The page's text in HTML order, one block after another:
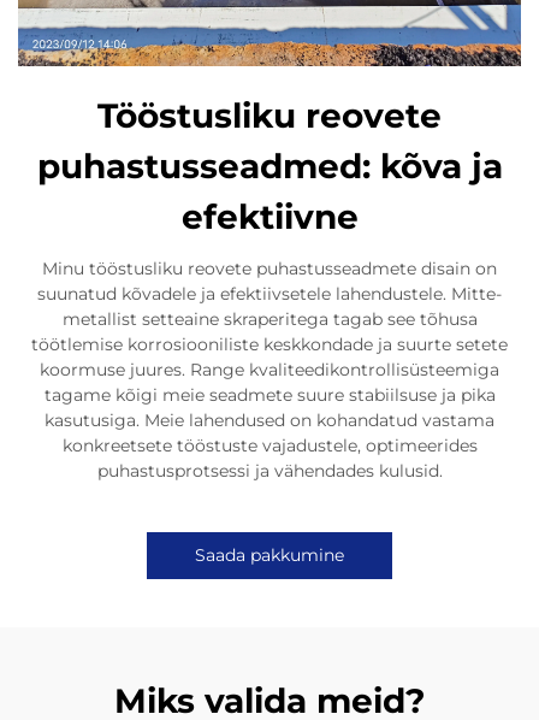
Tööstusliku reovete
puhastusseadmed: kõva ja
efektiivne
Minu tööstusliku reovete puhastusseadmete disain on
suunatud kõvadele ja efektiivsetele lahendustele. Mitte-
metallist setteaine skraperitega tagab see tõhusa
töötlemise korrosiooniliste keskkondade ja suurte setete
koormuse juures. Range kvaliteedikontrollisüsteemiga
tagame kõigi meie seadmete suure stabiilsuse ja pika
kasutusiga. Meie lahendused on kohandatud vastama
konkreetsete tööstuste vajadustele, optimeerides
puhastusprotsessi ja vähendades kulusid.
Saada pakkumine
Miks valida meid?